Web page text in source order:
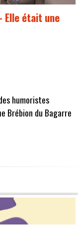
Elle était une
humoristes
Brébion du Bagarre